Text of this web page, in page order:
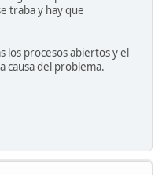
traba y hay que
los procesos abiertos y el
causa del problema.